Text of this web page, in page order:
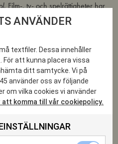
. Film-, tv- och spelrättigheter har
har sålt i över 900 000
äventyrare och brandman.
flyttade till Sverige 1996. Hon
utsedd till en av Årets kvinnor
ANVÄNDER
textfiler. Dessa innehåller
För att kunna placera vissa
ditt samtycke. Vi på
använder oss av följande
om vilka cookies vi använder
att komma till vår cookiepolicy.